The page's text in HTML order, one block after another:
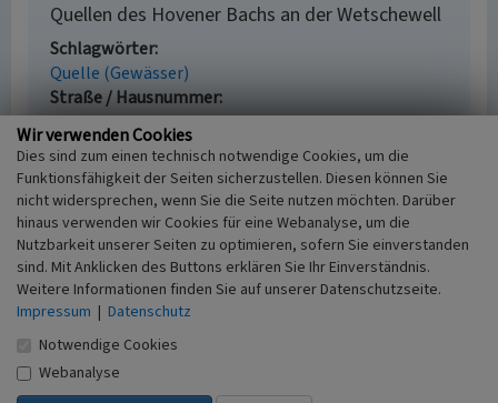
Quellen des Hovener Bachs an der Wetschewell
Schlagwörter
Quelle (Gewässer)
Straße / Hausnummer
Wetschewell
Ort
41189 Mönchengladbach - Wickrath
Fachsicht(en)
Naturschutz
Erfassungsmaßstab
i.d.R. 1:5.000 (größer als 1:20.000)
Erfassungsmethode
Literaturauswertung
Wir verwenden Cookies
Dies sind zum einen technisch notwendige Cookies, um die
Funktionsfähigkeit der Seiten sicherzustellen. Diesen können Sie
nicht widersprechen, wenn Sie die Seite nutzen möchten. Darüber
hinaus verwenden wir Cookies für eine Webanalyse, um die
Nutzbarkeit unserer Seiten zu optimieren, sofern Sie einverstanden
sind. Mit Anklicken des Buttons erklären Sie Ihr Einverständnis.
Weitere Informationen finden Sie auf unserer Datenschutzseite.
Impressum | Datenschutz
Notwendige Cookies
Webanalyse